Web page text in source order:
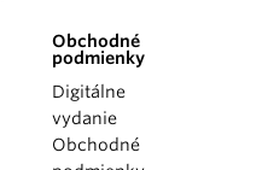
Obchodné
podmienky
Digitálne
vydanie
Obchodné